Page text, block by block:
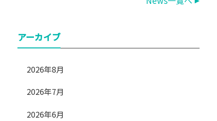
アーカイブ
2026年8月
2026年7月
2026年6月